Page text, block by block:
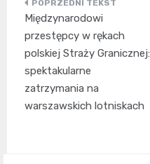
Nawigacja
wpisu
Międzynarodowi
przestępcy w rękach
polskiej Straży Granicznej:
spektakularne
zatrzymania na
warszawskich lotniskach